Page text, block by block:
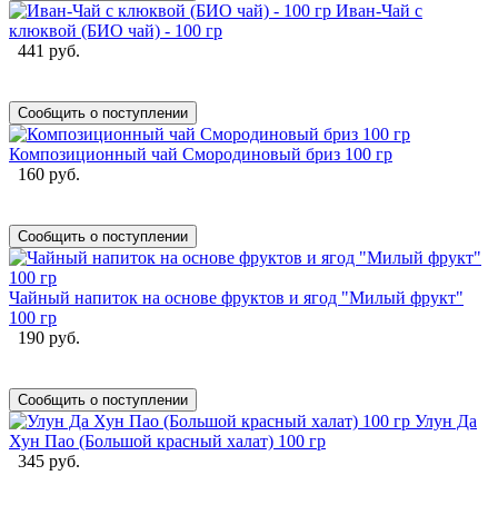
Иван-Чай с
клюквой (БИО чай) - 100 гр
441 руб.
Сообщить о поступлении
Композиционный чай Смородиновый бриз 100 гр
160 руб.
Сообщить о поступлении
Чайный напиток на основе фруктов и ягод "Милый фрукт"
100 гр
190 руб.
Сообщить о поступлении
Улун Да
Хун Пао (Большой красный халат) 100 гр
345 руб.